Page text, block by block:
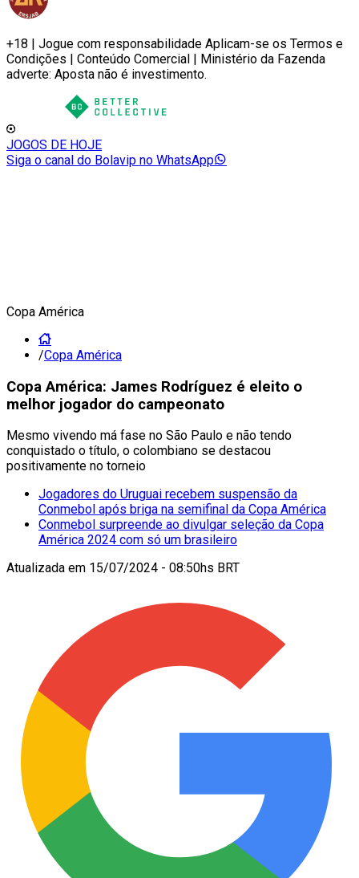
+18 | Jogue com responsabilidade Aplicam-se os Termos e
Condições | Conteúdo Comercial | Ministério da Fazenda
adverte: Aposta não é investimento.
JOGOS DE HOJE
Siga o canal do Bolavip no WhatsApp
Copa América
/Copa América
Copa América: James Rodríguez é eleito o
melhor jogador do campeonato
Mesmo vivendo má fase no São Paulo e não tendo
conquistado o título, o colombiano se destacou
positivamente no torneio
Jogadores do Uruguai recebem suspensão da
Conmebol após briga na semifinal da Copa América
Conmebol surpreende ao divulgar seleção da Copa
América 2024 com só um brasileiro
Atualizada em 15/07/2024 - 08:50hs BRT